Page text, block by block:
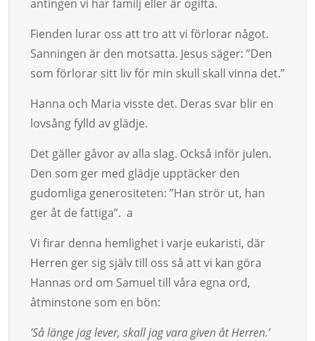
antingen vi har familj eller är ogif­ta.
Fienden lurar oss att tro att vi för­lorar något.
Sanningen är den motsat­ta. Jesus säger: ”Den
som förlorar sitt liv för min skull skall vinna det.”
Hanna och Maria visste det. De­ras svar blir en
lovsång fylld av glädje.
Det gäller gåvor av alla slag. Också inför julen.
Den som ger med gläd­je upptäcker den
gudomliga generositeten: ”Han strör ut, han
ger åt de fattiga”. a
Vi firar denna hemlighet i varje eukaristi, där
Herren ger sig själv till oss så att vi kan göra
Hannas ord om Samuel till våra egna ord,
åtminstone som en bön:
’Så länge jag le­ver, skall jag vara given åt Herren.’